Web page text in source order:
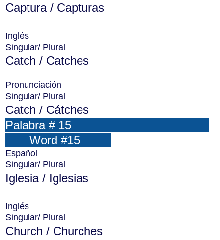
Captura / Capturas
Inglés
Singular/ Plural
Catch / Catches
Pronunciación
Singular/ Plural
Catch / Cátches
Palabra # 15
Word #15
Español
Singular/ Plural
Iglesia / Iglesias
Inglés
Singular/ Plural
Church / Churches